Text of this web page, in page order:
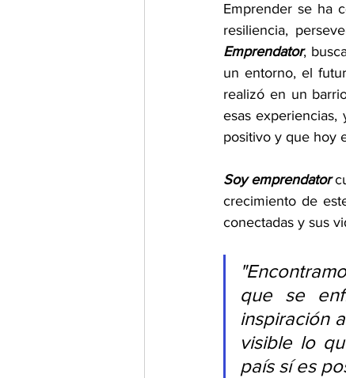
Emprender se ha
resiliencia,
Emprendator,
un entorno, el
realizó en un
esas
positivo y que hoy
Soy emprendator
crecimiento de
conectadas y sus
que se
inspiración
visible lo
país sí es